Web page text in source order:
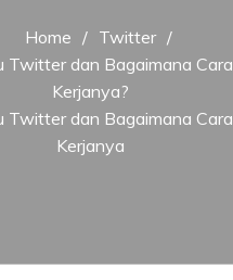
Home
Twitter
Twitter dan Bagaimana Cara
Kerjanya?
Twitter dan Bagaimana Cara
Kerjanya